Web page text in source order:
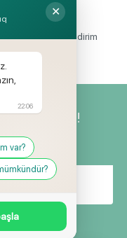
məbləğli endirim
keçirilir.
olun!
✕
22:06
var?